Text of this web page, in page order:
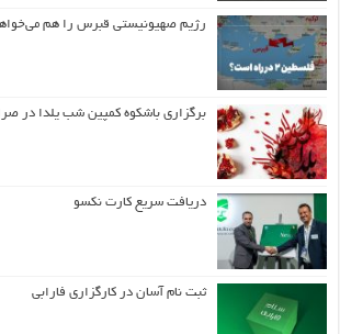
رژیم صهیونیستی قبرس را هم
برگزاری باشکوه کمپین شب یلدا در
دریافت سریع کارت نکسو
ثبت نام آسان در کارگزاری فارابی